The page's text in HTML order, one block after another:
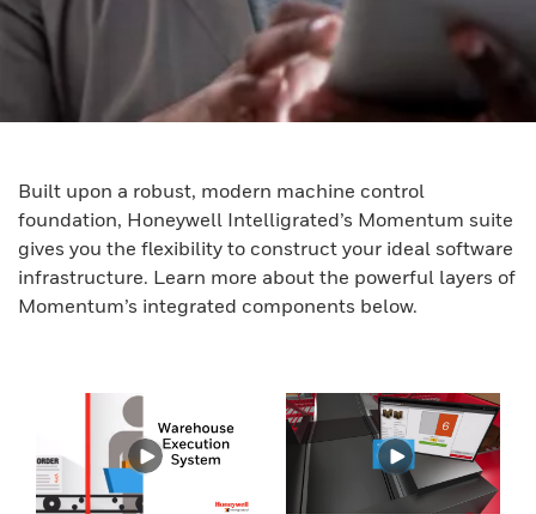
Built upon a robust, modern machine control
foundation, Honeywell Intelligrated’s Momentum suite
gives you the flexibility to construct your ideal software
infrastructure. Learn more about the powerful layers of
Momentum’s integrated components below.